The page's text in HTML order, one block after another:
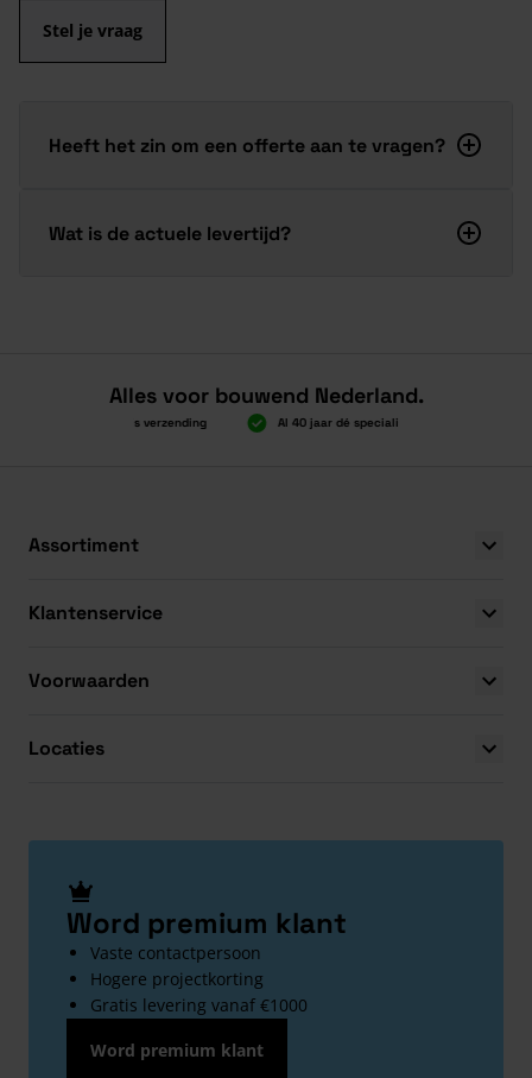
Stel je vraag
Heeft het zin om een offerte aan te vragen?
Wat is de actuele levertijd?
Alles voor bouwend Nederland.
Boven 2.000 gratis verzending Al 40 jaar dé specialist
Assortiment
Klantenservice
Voorwaarden
Locaties
Word premium klant
Vaste contactpersoon
Hogere projectkorting
Gratis levering vanaf €1000
Word premium klant